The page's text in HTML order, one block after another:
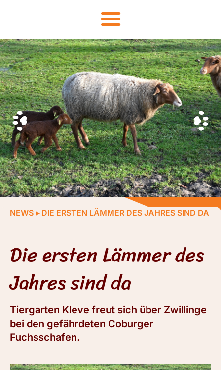
NEWS ▸ DIE ERSTEN LÄMMER DES JAHRES SIND DA
Die ersten Lämmer des
Jahres sind da
Tiergarten Kleve freut sich über Zwillinge
bei den gefährdeten Coburger
Fuchsschafen.